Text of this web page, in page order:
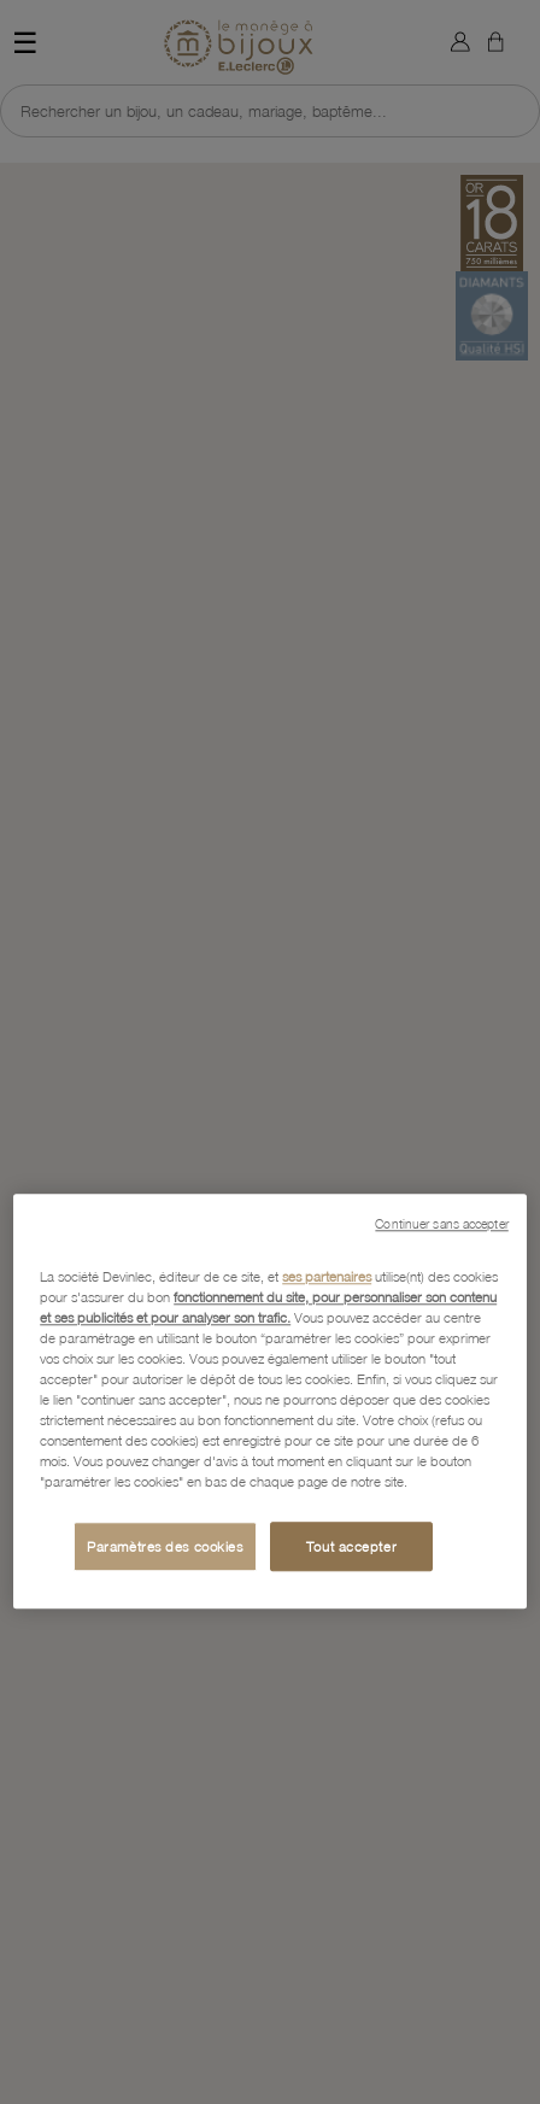
☰ Retour à l'accueil du site
Rechercher un bijou, un cadeau, mariage, baptême...
×
La société Devinlec, éditeur de ce site, etses partenairesutilise(nt) des cookies
pour s'assurer du bonfonctionnement du site, pour personnaliser son contenu
et ses publicités et pour analyser son trafic. Vous pouvez accéder au centre
de paramétrage en utilisant le bouton “paramétrer les cookies” pour exprimer
vos choix sur les cookies. Vous pouvez également utiliser le bouton "tout
accepter" pour autoriser le dépôt de tous les cookies. Enfin, si vous cliquez sur
le lien "continuer sans accepter", nous ne pourrons déposer que des cookies
strictement nécessaires au bon fonctionnement du site. Votre choix (refus ou
consentement des cookies) est enregistré pour ce site pour une durée de 6
mois. Vous pouvez changer d'avis à tout moment en cliquant sur le bouton
"paramétrer les cookies" en bas de chaque page de notre site.
Paramètres des cookies Tout accepter
Continuer sans accepter